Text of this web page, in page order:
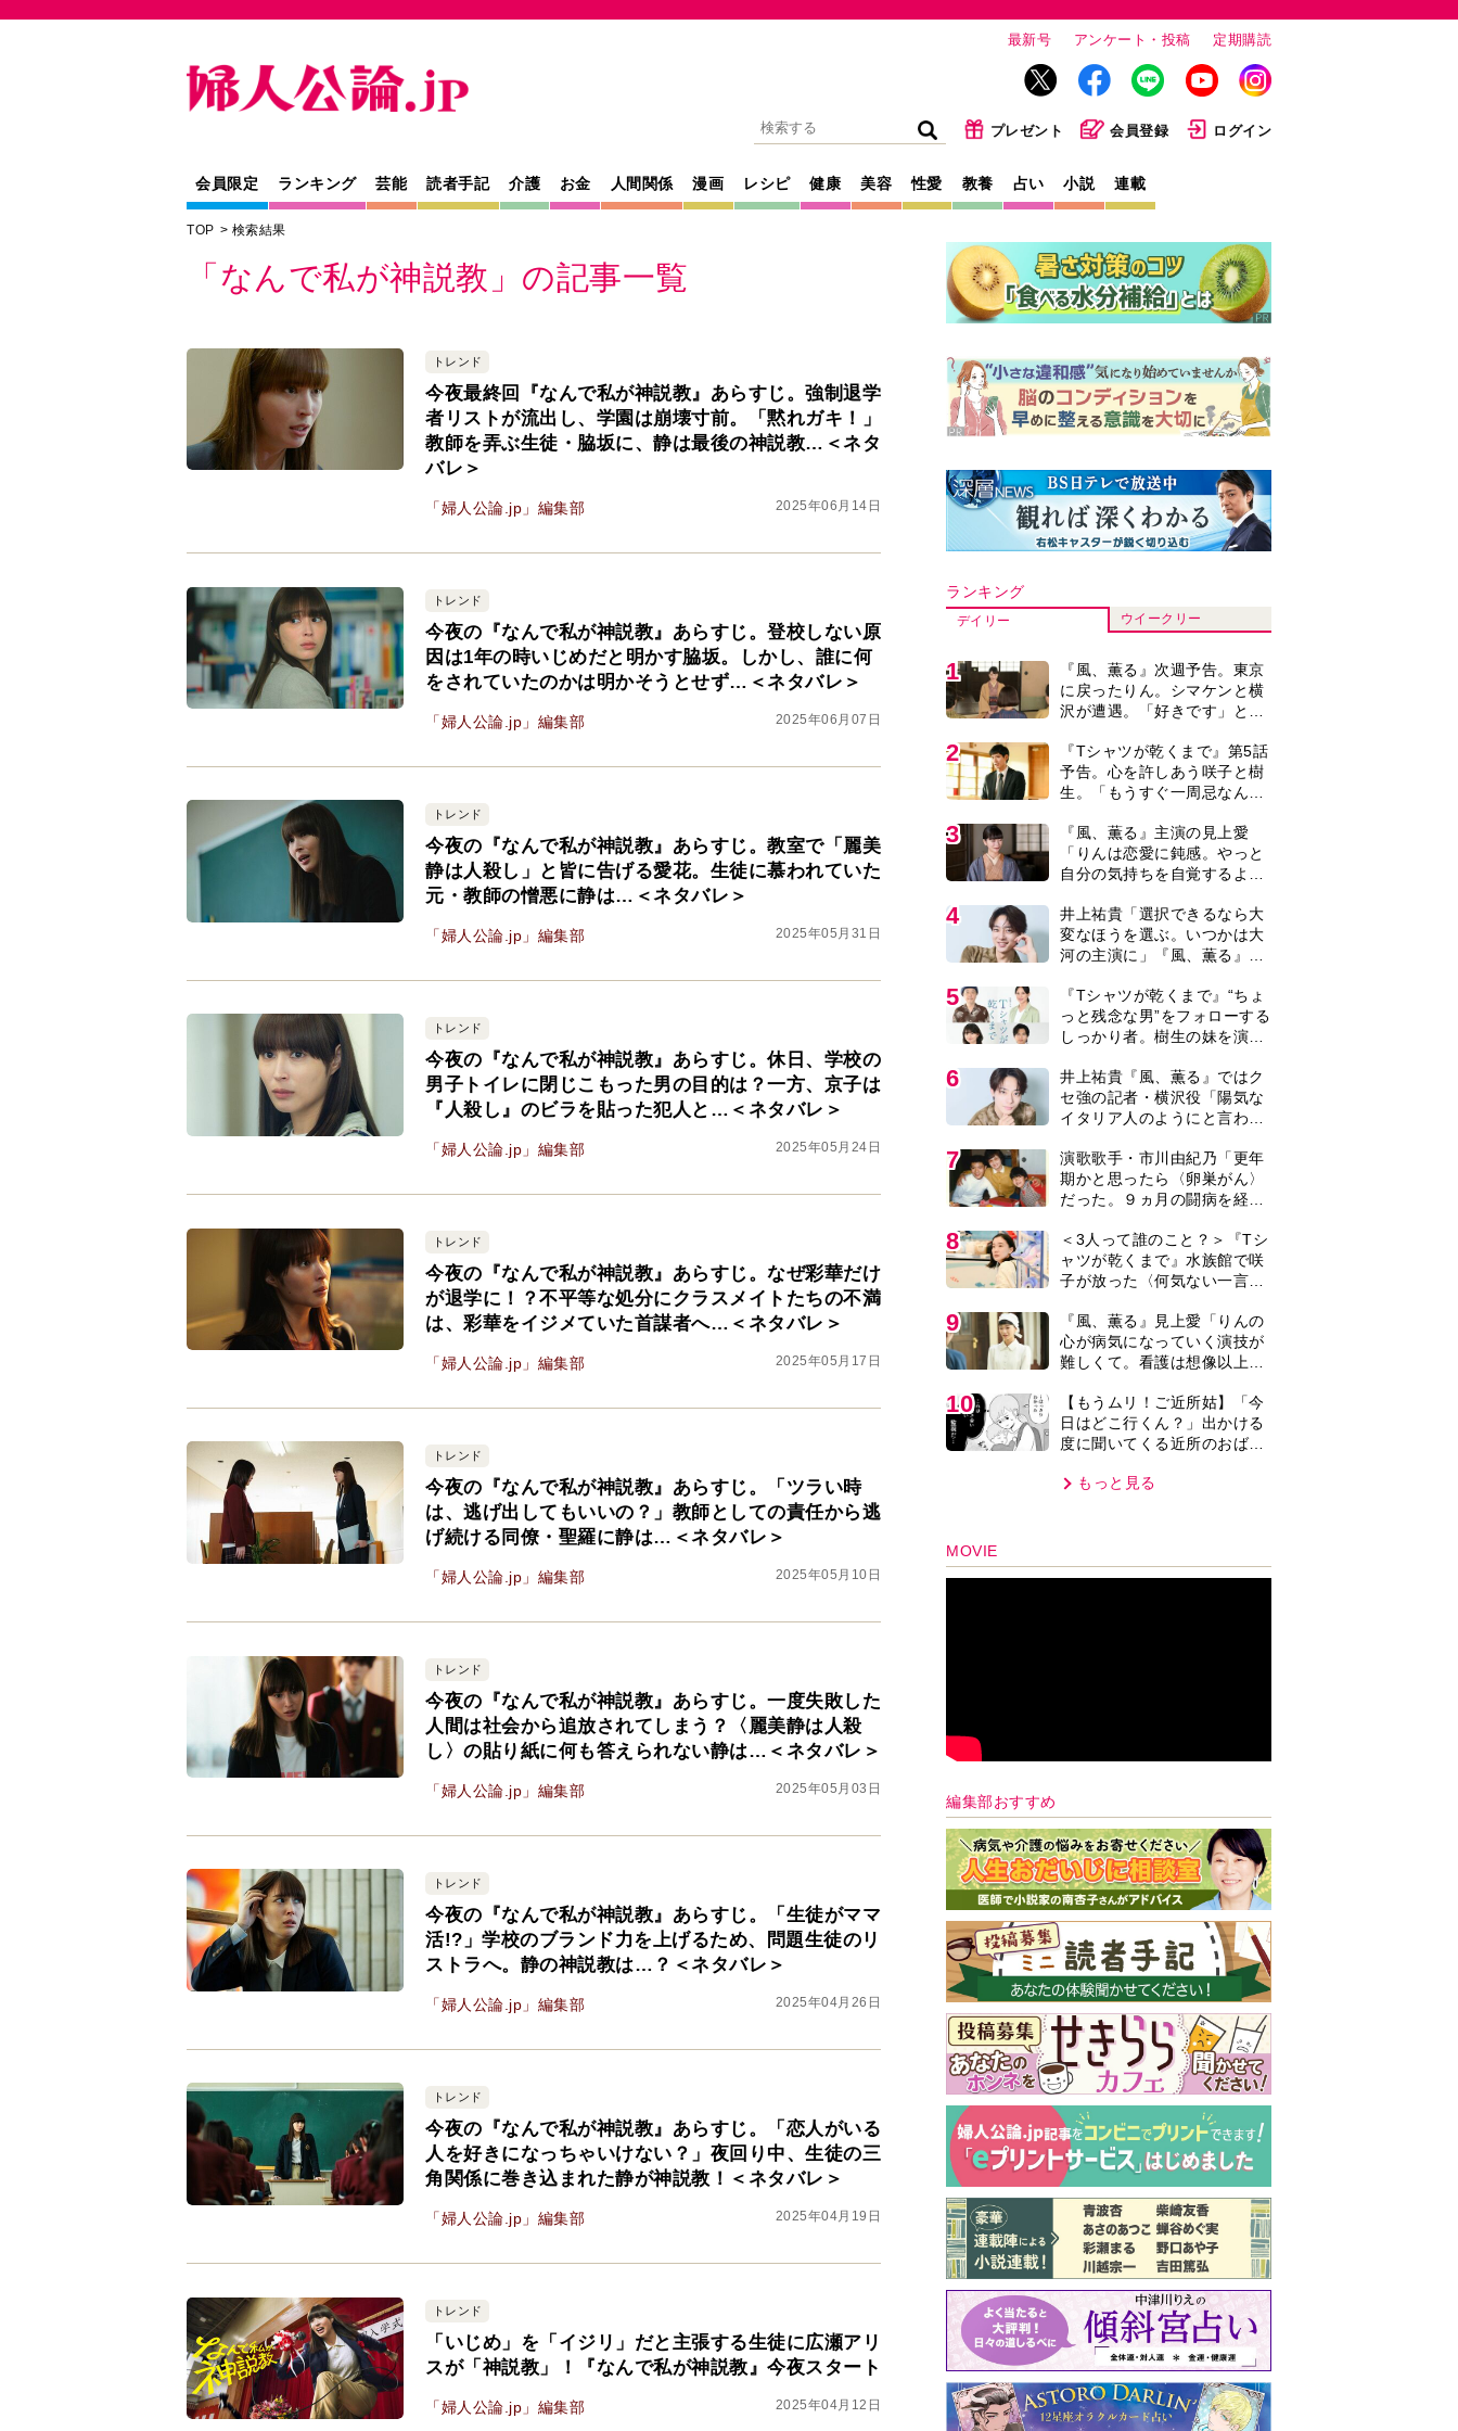
最新号 アンケート・投稿 定期購読
プレゼント 会員登録 ログイン
会員限定 ランキング 芸能 読者手記 介護 お金 人間関係 漫画 レシピ 健康 美容 性愛 教養 占い 小説 連載
TOP 検索結果
「なんで私が神説教」の記事一覧
トレンド
今夜最終回『なんで私が神説教』あらすじ。強制退学
者リストが流出し、学園は崩壊寸前。「黙れガキ！」
教師を弄ぶ生徒・脇坂に、静は最後の神説教…＜ネタ
バレ＞
「婦人公論.jp」編集部 2025年06月14日
トレンド
今夜の『なんで私が神説教』あらすじ。登校しない原
因は1年の時いじめだと明かす脇坂。しかし、誰に何
をされていたのかは明かそうとせず…＜ネタバレ＞
「婦人公論.jp」編集部 2025年06月07日
トレンド
今夜の『なんで私が神説教』あらすじ。教室で「麗美
静は人殺し」と皆に告げる愛花。生徒に慕われていた
元・教師の憎悪に静は…＜ネタバレ＞
「婦人公論.jp」編集部 2025年05月31日
トレンド
今夜の『なんで私が神説教』あらすじ。休日、学校の
男子トイレに閉じこもった男の目的は？一方、京子は
『人殺し』のビラを貼った犯人と…＜ネタバレ＞
「婦人公論.jp」編集部 2025年05月24日
トレンド
今夜の『なんで私が神説教』あらすじ。なぜ彩華だけ
が退学に！？不平等な処分にクラスメイトたちの不満
は、彩華をイジメていた首謀者へ…＜ネタバレ＞
「婦人公論.jp」編集部 2025年05月17日
トレンド
今夜の『なんで私が神説教』あらすじ。「ツラい時
は、逃げ出してもいいの？」教師としての責任から逃
げ続ける同僚・聖羅に静は…＜ネタバレ＞
「婦人公論.jp」編集部 2025年05月10日
トレンド
今夜の『なんで私が神説教』あらすじ。一度失敗した
人間は社会から追放されてしまう？〈麗美静は人殺
し〉の貼り紙に何も答えられない静は…＜ネタバレ＞
「婦人公論.jp」編集部 2025年05月03日
トレンド
今夜の『なんで私が神説教』あらすじ。「生徒がママ
活!?」学校のブランド力を上げるため、問題生徒のリ
ストラへ。静の神説教は…？＜ネタバレ＞
「婦人公論.jp」編集部 2025年04月26日
トレンド
今夜の『なんで私が神説教』あらすじ。「恋人がいる
人を好きになっちゃいけない？」夜回り中、生徒の三
角関係に巻き込まれた静が神説教！＜ネタバレ＞
「婦人公論.jp」編集部 2025年04月19日
トレンド
「いじめ」を「イジリ」だと主張する生徒に広瀬アリ
スが「神説教」！『なんで私が神説教』今夜スタート
「婦人公論.jp」編集部 2025年04月12日
ランキング
デイリー ウイークリー
1
『風、薫る』次週予告。東京
に戻ったりん。シマケンと横
沢が遭遇。「好きです」と告
2
『Tシャツが乾くまで』第5話
予告。心を許しあう咲子と樹
生。「もうすぐ一周忌なんで
レあり＞
3
『風、薫る』主演の見上愛
「りんは恋愛に鈍感。やっと
自分の気持ちを自覚するよう
4
井上祐貴「選択できるなら大
変なほうを選ぶ。いつかは大
河の主演に」『風、薫る』で
5
『Tシャツが乾くまで』“ちょ
っと残念な男”をフォローする
しっかり者。樹生の妹を演じ
スト紹介＞
6
井上祐貴『風、薫る』ではク
セ強の記者・横沢役「陽気な
イタリア人のようにと言われ
7
演歌歌手・市川由紀乃「更年
期かと思ったら〈卵巣がん〉
だった。９ヵ月の闘病を経て
紙を今も支えに」【2026上半
期BEST】
8
＜3人って誰のこと？＞『Tシ
ャツが乾くまで』水族館で咲
子が放った〈何気ない一言〉
線？」「子どもの話だと…」
9
『風、薫る』見上愛「りんの
心が病気になっていく演技が
難しくて。看護は想像以上に
10
【もうムリ！ご近所姑】「今
日はどこ行くん？」出かける
度に聞いてくる近所のおばさ
まり…【第1話】
もっと見る
MOVIE
編集部おすすめ